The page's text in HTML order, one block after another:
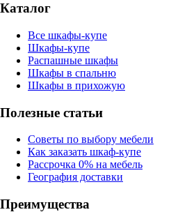
Каталог
Все шкафы-купе
Шкафы-купе
Распашные шкафы
Шкафы в спальню
Шкафы в прихожую
Полезные статьи
Советы по выбору мебели
Как заказать шкаф-купе
Рассрочка 0% на мебель
География доставки
Преимущества